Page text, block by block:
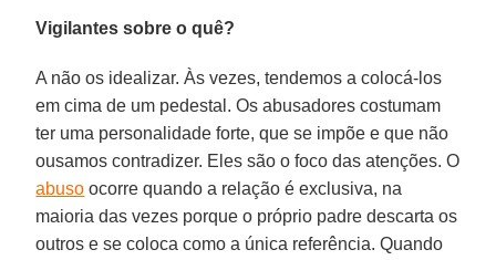
Vigilantes sobre o quê?
A não os idealizar. Às vezes, tendemos a colocá-los
em cima de um pedestal. Os abusadores costumam
ter uma personalidade forte, que se impõe e que não
ousamos contradizer. Eles são o foco das atenções. O
abuso ocorre quando a relação é exclusiva, na
maioria das vezes porque o próprio padre descarta os
outros e se coloca como a única referência. Quando